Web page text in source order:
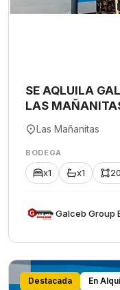
SE AQLUILA
LAS
Las Mañanitas
BODEGA
x1 x1
Destacada En